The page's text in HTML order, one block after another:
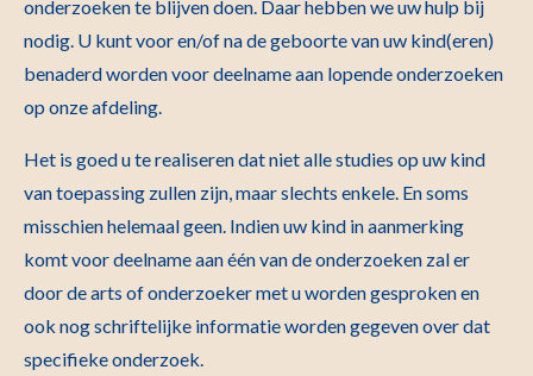
onderzoeken te blijven doen. Daar hebben we uw hulp bij
nodig. U kunt voor en/of na de geboorte van uw kind(eren)
benaderd worden voor deelname aan lopende onderzoeken
op onze afdeling.
Het is goed u te realiseren dat niet alle studies op uw kind
van toepassing zullen zijn, maar slechts enkele. En soms
misschien helemaal geen. Indien uw kind in aanmerking
komt voor deelname aan één van de onderzoeken zal er
door de arts of onderzoeker met u worden gesproken en
ook nog schriftelijke informatie worden gegeven over dat
specifieke onderzoek.